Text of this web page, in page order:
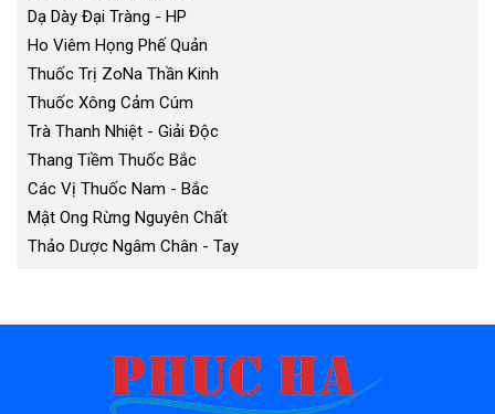
Dạ Dày Đại Tràng - HP
Ho Viêm Họng Phế Quản
Thuốc Trị ZoNa Thần Kinh
Thuốc Xông Cảm Cúm
Trà Thanh Nhiệt - Giải Độc
Thang Tiềm Thuốc Bắc
Các Vị Thuốc Nam - Bắc
Mật Ong Rừng Nguyên Chất
Thảo Dược Ngâm Chân - Tay